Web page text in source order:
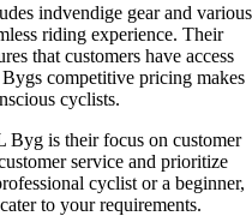
indvendige gear and various
riding experience. Their
that customers have access
competitive pricing makes
cyclists.
is their focus on customer
service and prioritize
cyclist or a beginner,
to your requirements.